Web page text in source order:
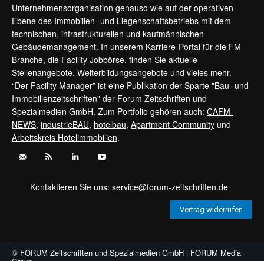
Unternehmensorganisation genauso wie auf der operativen
Ebene des Immobilien- und Liegenschaftsbetriebs mit dem
technischen, infrastrukturellen und kaufmännischen
Gebäudemanagement. In unserem Karriere-Portal für die FM-
Branche, die Facility Jobbörse, finden Sie aktuelle
Stellenangebote, Weiterbildungsangebote und vieles mehr.
“Der Facility Manager” ist eine Publikation der Sparte "Bau- und
Immobilienzeitschriften" der Forum Zeitschriften und
Spezialmedien GmbH. Zum Portfolio gehören auch: CAFM-
NEWS, industrieBAU, hotelbau, Apartment Community und
Arbeitskreis Hotelimmobilien.
Kontaktieren Sie uns:service@forum-zeitschriften.de
Vertrag widerrufen
© FORUM Zeitschriften und Spezialmedien GmbH | FORUM Media